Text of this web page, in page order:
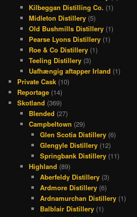
Kilbeggan Distilling Co. (1)
Midleton Distillery(5)
Old Bushmills Distillery(1)
Pearse Lyons Distillery(1)
Roe & Co Distillery(1)
Teeling Distillery(3)
Uafhængig aftapper Irland (1)
Private Cask (10)
Reportage (14)
Skotland (369)
Blended (27)
Campbeltown (29)
Glen Scotia Distillery (6)
Glengyle Distillery (12)
Springbank Distillery (11)
Highland (89)
Aberfeldy Distillery (3)
Ardmore Distillery (6)
Ardnamurchan Distillery (1)
Balblair Distillery (1)